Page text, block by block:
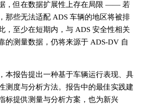
，但在数据扩展性上存在局限 —— 若
那些无法适配 ADS 车辆的地区将被排
，至少在短期内，与 ADS 安全性相关
的测量数据，仍将来源于 ADS-DV 自
本报告提出一种基于车辆运行表现、具
测度与分析方法。报告中的最佳实践建
标提供测量与分析方案，也为新兴